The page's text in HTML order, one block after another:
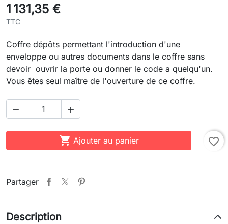
1 131,35 €
TTC
Coffre dépôts permettant l'introduction d'une
enveloppe ou autres documents dans le coffre sans
devoir ouvrir la porte ou donner le code a quelqu'un.
Vous êtes seul maître de l'ouverture de ce coffre.
 
 Ajouter au panier favorite_border
Partager
Description